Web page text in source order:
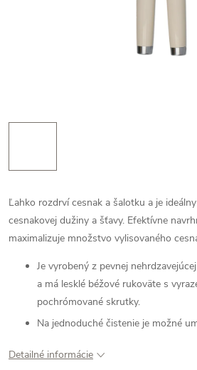
Ľahko rozdrví cesnak a šalotku a je
cesnakovej dužiny a šťavy. Efektívne
maximalizuje množstvo vylisovaného
Je vyrobený z pevnej
a má lesklé béžové rukoväte s
pochrómované skrutky.
Na jednoduché čistenie je možné
Detailné informácie